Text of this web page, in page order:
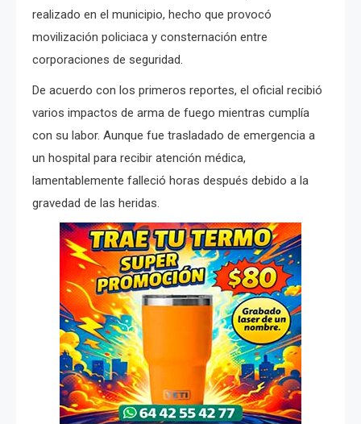
realizado en el municipio, hecho que provocó
movilización policiaca y consternación entre
corporaciones de seguridad.
De acuerdo con los primeros reportes, el oficial recibió
varios impactos de arma de fuego mientras cumplía
con su labor. Aunque fue trasladado de emergencia a
un hospital para recibir atención médica,
lamentablemente falleció horas después debido a la
gravedad de las heridas.